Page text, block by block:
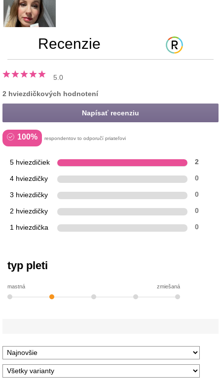
Recenzie
5.0
2 hviezdičkových hodnotení
Napísať recenziu
100% respondentov to odporučí priateľovi
5 hviezdičiek 2
4 hviezdičky 0
3 hviezdičky 0
2 hviezdičky 0
1 hviezdička 0
typ pleti
mastná zmiešaná